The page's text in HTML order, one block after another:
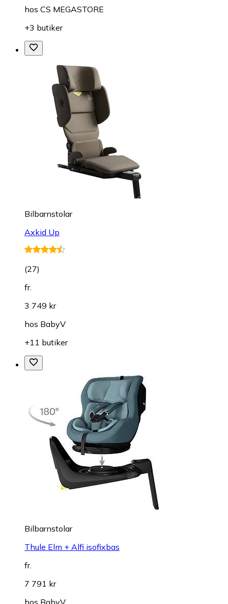
hos CS MEGASTORE
+3 butiker
Bilbarnstolar
Axkid Up
(27)
fr.
3 749 kr
hos BabyV
+11 butiker
Bilbarnstolar
Thule Elm + Alfi isofixbas
fr.
7 791 kr
hos BabyV